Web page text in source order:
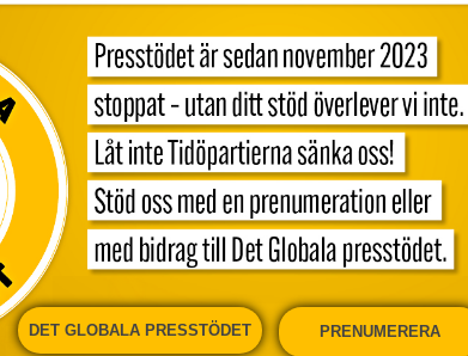
Western Australia och Flinders University hade
sjögräsängarna är, men det fanns
i grunda Shark Bay skilde sig från andra.
växten där inte beter sig sig som normalt
Breed vid Flinders University, tillABC News.
växten inte lika mycket som vanligt sjögräs.
information om vilka växter som kan användas för
DET GLOBALA PRESSTÖDET PRENUMERERA